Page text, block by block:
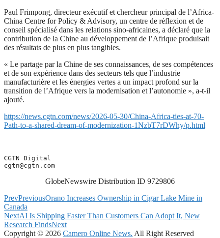
Paul Frimpong, directeur exécutif et chercheur principal de l’Africa-
China Centre for Policy & Advisory, un centre de réflexion et de
conseil spécialisé dans les relations sino-africaines, a déclaré que la
contribution de la Chine au développement de l’Afrique produisait
des résultats de plus en plus tangibles.
« Le partage par la Chine de ses connaissances, de ses compétences
et de son expérience dans des secteurs tels que l’industrie
manufacturière et les énergies vertes a un impact profond sur la
transition de l’Afrique vers la modernisation et l’autonomie », a-t-il
ajouté.
https://news.cgtn.com/news/2026-05-30/China-Africa-ties-at-70-
Path-to-a-shared-dream-of-modernization-1NzbT7rDWhy/p.html
cgtn@cgtn.com
GlobeNewswire Distribution ID 9729806
PrevPreviousOrano Increases Ownership in Cigar Lake Mine in
Canada
NextAI Is Shipping Faster Than Customers Can Adopt It, New
Research FindsNext
Copyright © 2026 Camero Online News. All Right Reserved